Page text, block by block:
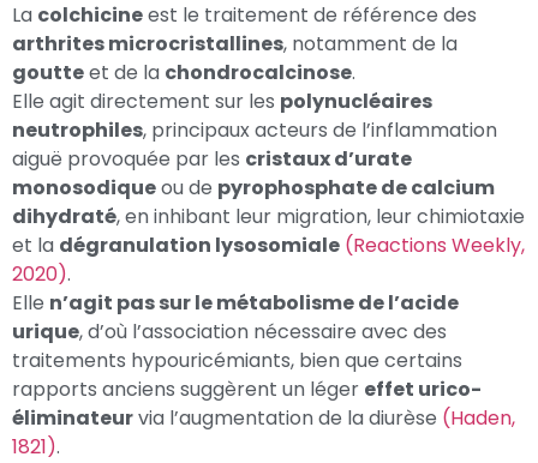
La colchicineest le traitement de référence des
arthrites microcristallines, notamment de la
goutteet de la chondrocalcinose.
Elle agit directement sur les polynucléaires
neutrophiles, principaux acteurs de l’inflammation
aiguë provoquée par les cristaux d’urate
monosodiqueou de pyrophosphate de calcium
dihydraté, en inhibant leur migration, leur chimiotaxie
et la dégranulation lysosomiale (Reactions Weekly,
2020).
Elle n’agit pas sur le métabolisme de l’acide
urique, d’où l’association nécessaire avec des
traitements hypouricémiants, bien que certains
rapports anciens suggèrent un léger effet urico-
éliminateurvia l’augmentation de la diurèse (Haden,
1821).